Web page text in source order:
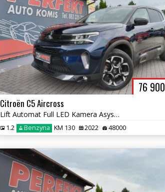
76 900
Citroën C5 Aircross
Lift Automat Full LED Kamera Asystent Radar
1.2 Benzyna KM 130 2022 48000